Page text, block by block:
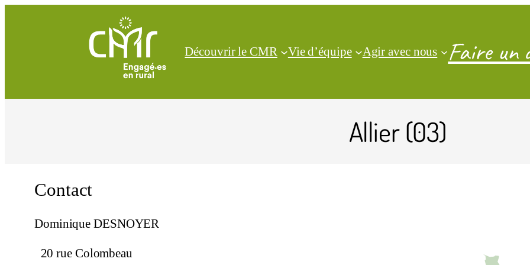
Découvrir le CMR Vie d’équipe Agir avec nous Faire un
Allier (03)
Contact
Dominique DESNOYER
20 rue Colombeau